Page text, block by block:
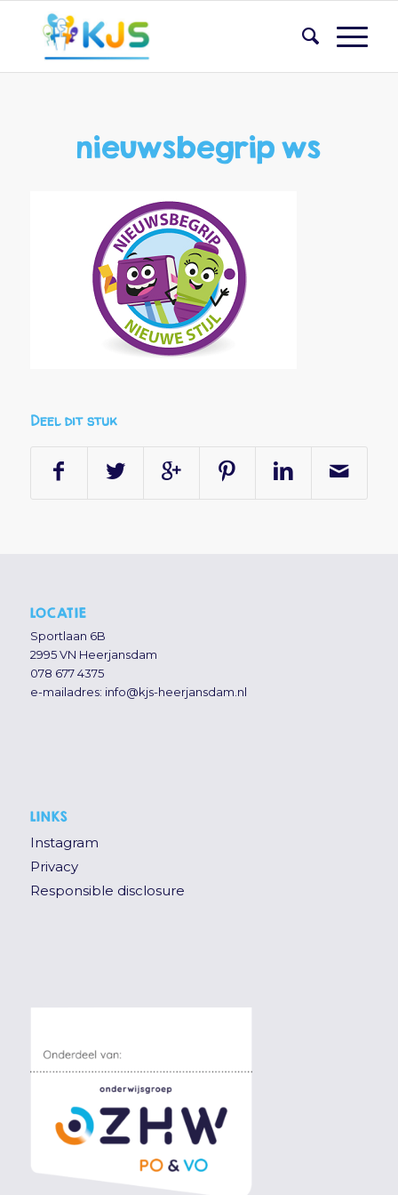
nieuwsbegrip ws
Deel dit stuk
LOCATIE
Sportlaan 6B
2995 VN Heerjansdam
078 677 4375
e-mailadres: info@kjs-heerjansdam.nl
LINKS
Instagram
Privacy
Responsible disclosure